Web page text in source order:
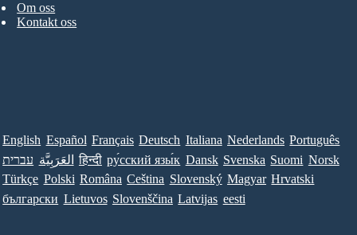
Om oss
Kontakt oss
English Español Français Deutsch Italiana Nederlands Português
עברית العَرَبِيَّة हिन्दी ру́сский язы́к Dansk Svenska Suomi Norsk
Türkçe Polski Româna Ceština Slovenský Magyar Hrvatski
български Lietuvos Slovenščina Latvijas eesti